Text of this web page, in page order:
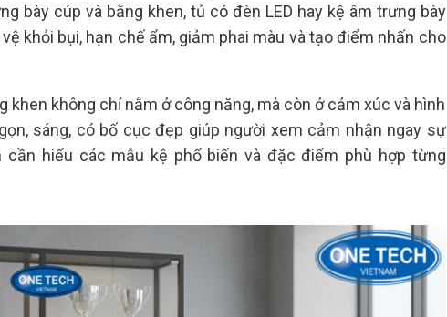
bày cúp và bằng khen, tủ có đèn LED hay kệ âm trưng bày
khỏi bụi, hạn chế ẩm, giảm phai màu và tạo điểm nhấn cho
khen không chỉ nằm ở công năng, mà còn ở cảm xúc và hình
sáng, có bố cục đẹp giúp người xem cảm nhận ngay sự
cần hiểu các mẫu kệ phổ biến và đặc điểm phù hợp từng